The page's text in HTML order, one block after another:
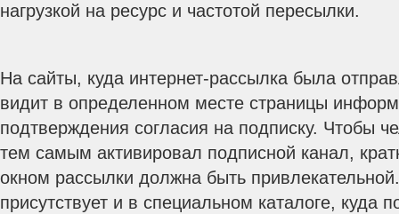
нагрузкой на ресурс и частотой пересылки.
На сайты, куда интернет-рассылка была
видит в определенном месте страницы
подтверждения согласия на подписку. Чтобы
тем самым активировал подписной канал,
окном рассылки должна быть
присутствует и в специальном каталоге, куда